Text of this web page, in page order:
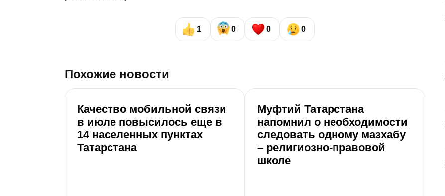
1 0 0 0
Похожие новости
Качество мобильной связи
в июле повысилось еще в
14 населенных пунктах
Татарстана
Муфтий Татарстана
напомнил о необходимости
следовать одному мазхабу
– религиозно-правовой
школе